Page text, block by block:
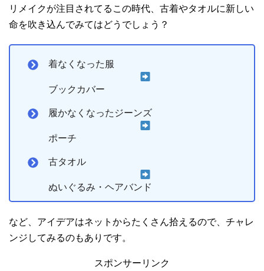
リメイクが注目されてるこの時代、古着やタオルに新しい
命を吹き込んでみてはどうでしょう？
着なくなった服
ブックカバー
履かなくなったジーンズ
ポーチ
古タオル
ぬいぐるみ・ヘアバンド
など、アイデアはネットからたくさん拾えるので、チャレ
ンジしてみるのもありです。
スポンサーリンク